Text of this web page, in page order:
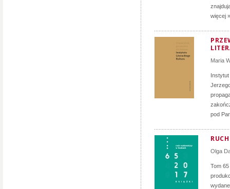
więcej »
Maria
pod
Olga
Tom